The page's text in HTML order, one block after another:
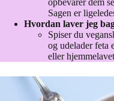
Sagen er
Hvordan laver jeg
Spiser du
og udelader feta
eller hjemmelavet